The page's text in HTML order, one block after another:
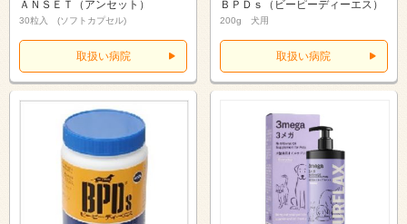
ＡＮＳＥＴ（アンセット）
30粒入 (ソフトカプセル)
取扱い病院
ＢＰＤｓ（ビーピーディーエス）
200g 犬用
取扱い病院